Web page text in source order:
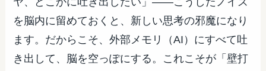
を脳内に留めておくと、新しい思考の邪魔になり
ます。だからこそ、外部メモリ（AI）にすべて吐
き出して、脳を空っぽにする。これこそが「壁打